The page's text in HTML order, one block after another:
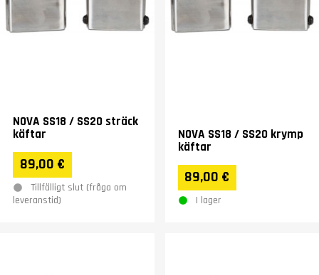
NOVA SS18 / SS20 sträck
käftar
89,00 €
Tillfälligt slut (fråga om
leveranstid)
NOVA SS18 / SS20 krymp
käftar
89,00 €
I lager